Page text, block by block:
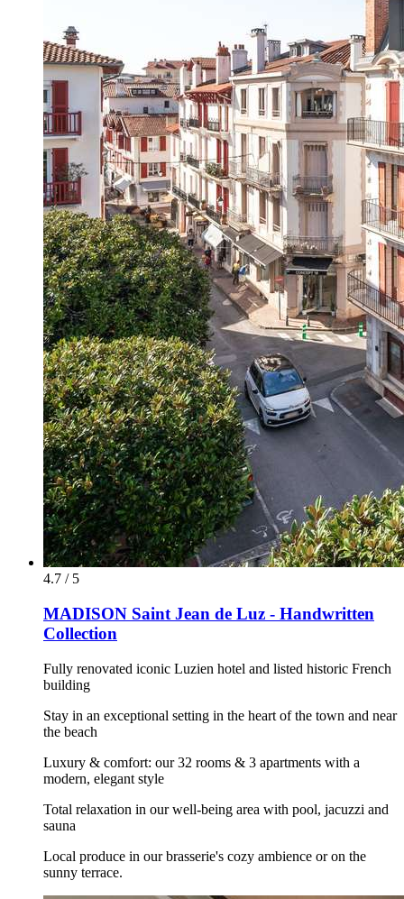
4.7 / 5
MADISON Saint Jean de Luz - Handwritten
Collection
Fully renovated iconic Luzien hotel and listed historic French
building
Stay in an exceptional setting in the heart of the town and near
the beach
Luxury & comfort: our 32 rooms & 3 apartments with a
modern, elegant style
Total relaxation in our well-being area with pool, jacuzzi and
sauna
Local produce in our brasserie's cozy ambience or on the
sunny terrace.